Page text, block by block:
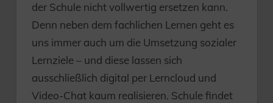
der Schule nicht vollwertig ersetzen kann.
Denn neben dem fachlichen Lernen geht es
uns immer auch um die Umsetzung sozialer
Lernziele – und diese lassen sich
ausschließlich digital per Lerncloud und
Video-Chat kaum realisieren. Schule findet